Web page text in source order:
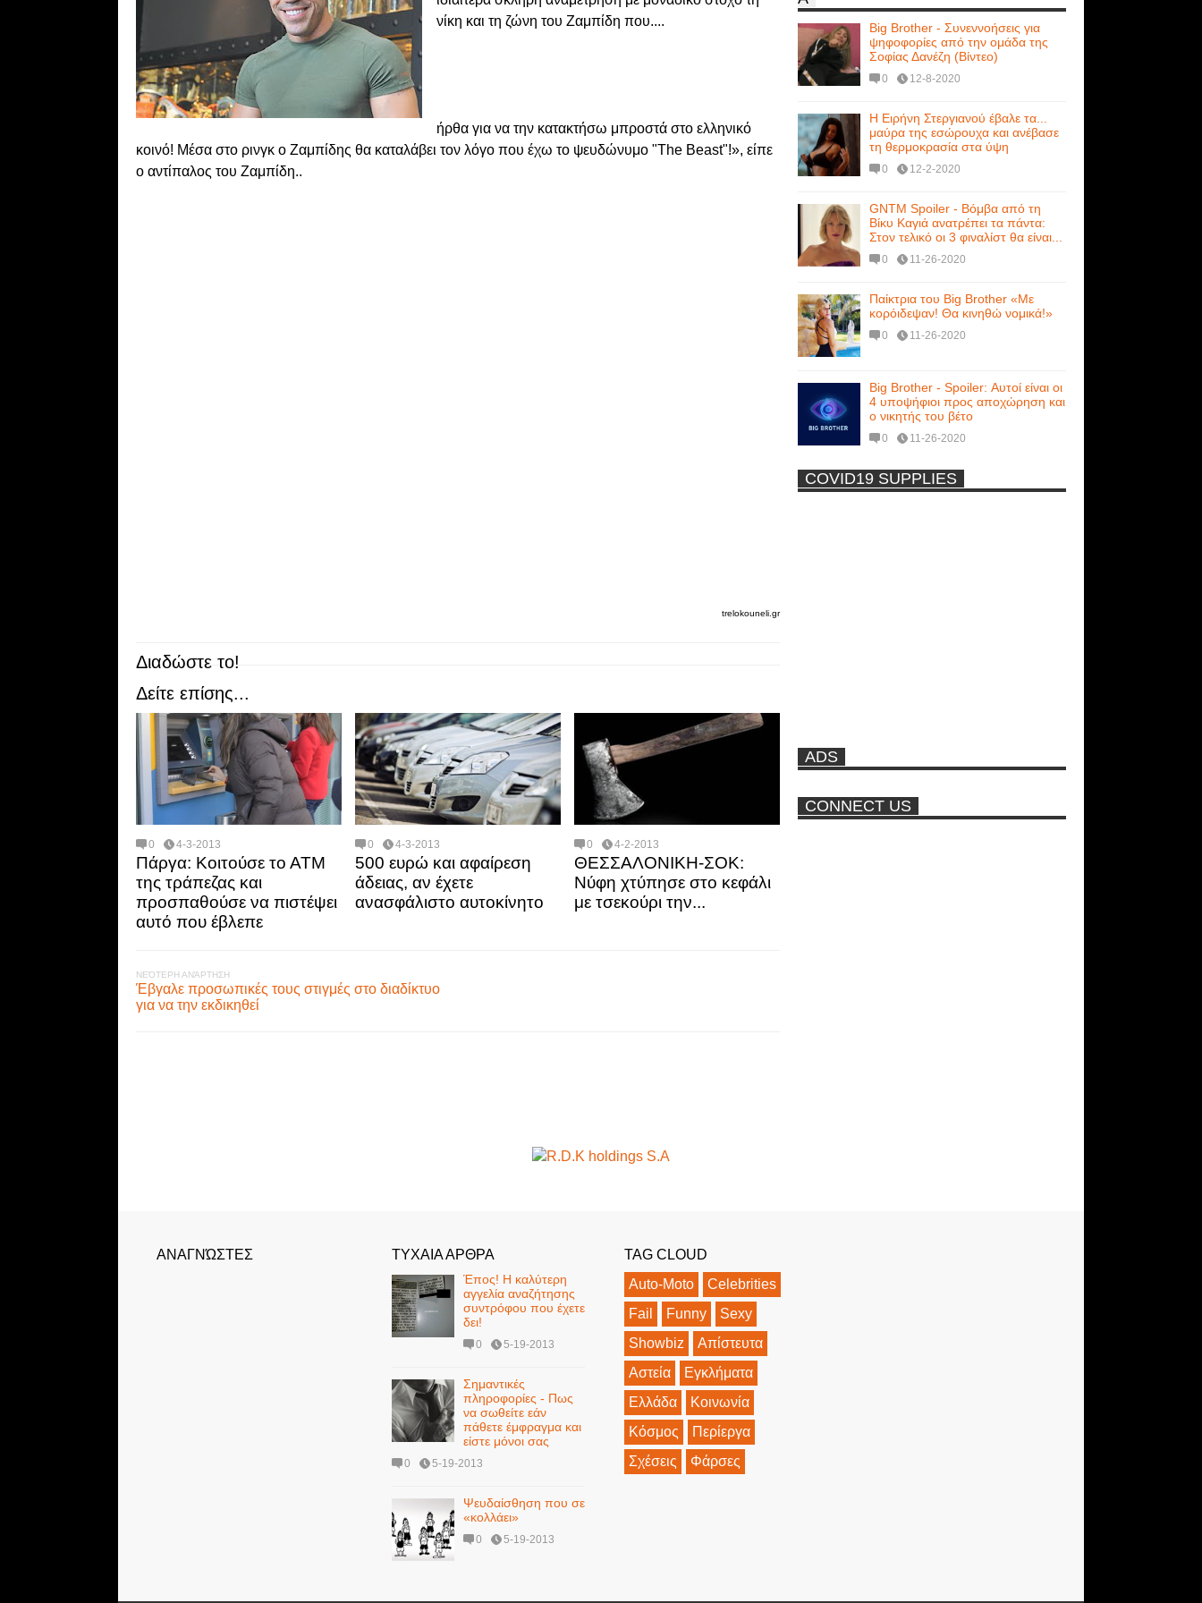
νίκη και τη ζώνη του Ζαμπίδη που....
ήρθα για να την κατακτήσω μπροστά στο ελληνικό
κοινό! Μέσα στο ρινγκ ο Ζαμπίδης θα καταλάβει τον λόγο που έχω το ψευδώνυμο "The Beast"!», είπε
ο αντίπαλος του Ζαμπίδη..
trelokouneli.gr
Διαδώστε το!
Δείτε επίσης...
0 4-3-2013
Πάργα: Κοιτούσε το ΑΤΜ
της τράπεζας και
προσπαθούσε να πιστέψει
αυτό που έβλεπε
0 4-3-2013
500 ευρώ και αφαίρεση
άδειας, αν έχετε
ανασφάλιστο αυτοκίνητο
0 4-2-2013
ΘΕΣΣΑΛΟΝΙΚΗ-ΣΟΚ:
Νύφη χτύπησε στο κεφάλι
με τσεκούρι την...
ΝΕΌΤΕΡΗ ΑΝΆΡΤΗΣΗ
Έβγαλε προσωπικές τους στιγμές στο διαδίκτυο
για να την εκδικηθεί
Big Brother - Συνεννοήσεις για
ψηφοφορίες από την ομάδα της
Σοφίας Δανέζη (Βίντεο)
0 12-8-2020
Η Ειρήνη Στεργιανού έβαλε τα...
μαύρα της εσώρουχα και ανέβασε
τη θερμοκρασία στα ύψη
0 12-2-2020
GNTM Spoiler - Βόμβα από τη
Βίκυ Καγιά ανατρέπει τα πάντα:
Στον τελικό οι 3 φιναλίστ θα είναι...
0 11-26-2020
Παίκτρια του Big Brother «Με
κορόιδεψαν! Θα κινηθώ νομικά!»
0 11-26-2020
Big Brother - Spoiler: Αυτοί είναι οι
4 υποψήφιοι προς αποχώρηση και
ο νικητής του βέτο
0 11-26-2020
Η Εύα Λάσκαρη Γυμνή Στο
πισίνα
-
COVID19 SUPPLIES
ADS
CONNECT US
ΑΝΑΓΝΏΣΤΕΣ ΤΥΧΑΙΑ ΑΡΘΡΑ
Έπος! Η καλύτερη
αγγελία αναζήτησης
συντρόφου που έχετε
δει!
0 5-19-2013
Σημαντικές
πληροφορίες - Πως
να σωθείτε εάν
πάθετε έμφραγμα και
είστε μόνοι σας
0 5-19-2013
Ψευδαίσθηση που σε
«κολλάει»
0 5-19-2013
TAG CLOUD
Auto-Moto
Celebrities
Fail
Funny
Sexy
Showbiz
Απίστευτα
Αστεία
Εγκλήματα
Ελλάδα
Κοινωνία
Κόσμος
Περίεργα
Σχέσεις
Φάρσες